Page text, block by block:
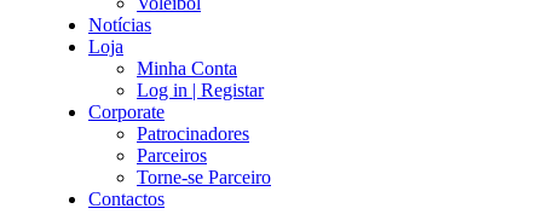
Notícias
Loja
Minha Conta
Log in | Registar
Corporate
Patrocinadores
Parceiros
Torne-se Parceiro
Contactos